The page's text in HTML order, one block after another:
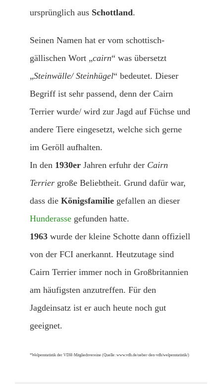
ursprünglich aus Schottland.
Seinen Namen hat er vom schottisch-
gällischen Wort „cairn“ was übersetzt
„Steinwälle/ Steinhügel“ bedeutet. Dieser
Begriff ist sehr passend, denn der Cairn
Terrier wurde/ wird zur Jagd auf Füchse und
andere Tiere eingesetzt, welche sich gerne
im Geröll aufhalten.
In den 1930er Jahren erfuhr der Cairn
Terrier große Beliebtheit. Grund dafür war,
dass die Königsfamilie gefallen an dieser
Hunderasse gefunden hatte.
1963 wurde der kleine Schotte dann offiziell
von der FCI anerkannt. Heutzutage sind
Cairn Terrier immer noch in Großbritannien
am häufigsten anzutreffen. Für den
Jagdeinsatz ist er auch heute noch gut
geeignet.
*Welpenstatistik der VDH-Mitgliedsvereine (Quelle: www.vdh.de/ueber-den-vdh/welpenstatistik/)